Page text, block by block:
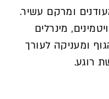
ומרקם עשיר.
מינרלים
ומעניקה לעורך
רוגע.